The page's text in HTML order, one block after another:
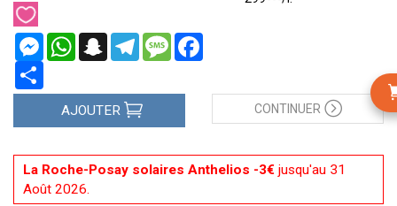
MessengerWhatsAppSnapchatTelegramMessage
AJOUTER CONTINUER
La Roche-Posay solaires Anthelios -3€ jusqu'au 31
Août 2026.